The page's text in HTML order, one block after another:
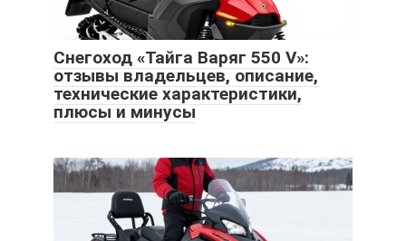
Снегоход «Тайга Варяг 550 V»:
отзывы владельцев, описание,
технические характеристики,
плюсы и минусы